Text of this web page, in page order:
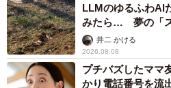
LLMのゆるふわAI
みたら… 夢の「ス
るか井二 かける
2026.08.08
プチバズしたマ
かり電話番号を流